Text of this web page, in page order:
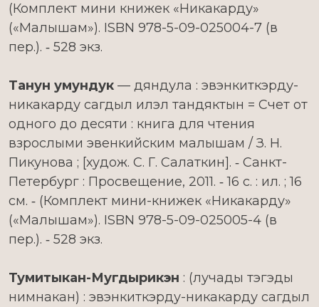
(Комплект мини книжек «Никакарду»
(«Малышам»). ISBN 978-5-09-025004-7 (в
пер.). ‑ 528 экз.
Танун умундук — дяндула : эвэнкиткэрду-
никакарду сагдыл илэл тандяктын = Счет от
одного до десяти : книга для чтения
взрослыми эвенкийским малышам / З. Н.
Пикунова ; [худож. С. Г. Салаткин]. ‑ Санкт-
Петербург : Просвещение, 2011. ‑ 16 с. : ил. ; 16
см. ‑ (Комплект мини-книжек «Никакарду»
(«Малышам»). ISBN 978-5-09-025005-4 (в
пер.). ‑ 528 экз.
Тумитыкан-Мугдырикэн : (лучады тэгэды
нимнакан) : эвэнкиткэрду-никакарду сагдыл